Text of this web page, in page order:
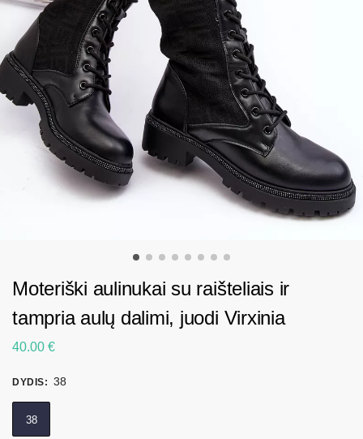
Moteriški aulinukai su raišteliais ir
tampria aulų dalimi, juodi Virxinia
40.00 €
DYDIS: 38
38